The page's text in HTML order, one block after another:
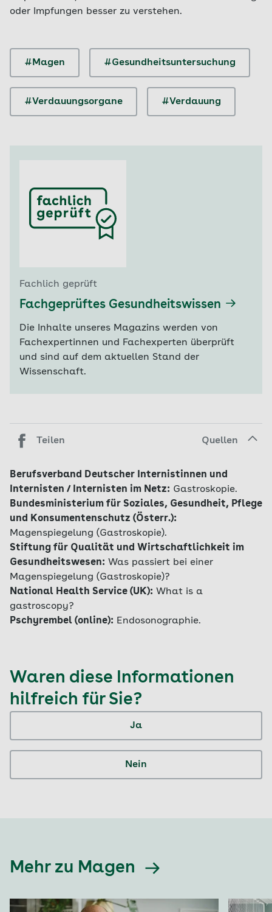
oder Impfungen besser zu verstehen.
#Magen #Gesundheitsuntersuchung
#Verdauungsorgane #Verdauung
Fachlich geprüft
Fachgeprüftes Gesundheitswissen
Die Inhalte unseres Magazins werden von
Fachexpertinnen und Fachexperten überprüft
und sind auf dem aktuellen Stand der
Wissenschaft.
Teilen Quellen
Berufsverband Deutscher Internistinnen und
Internisten / Internisten im Netz: Gastroskopie.
Bundesministerium für Soziales, Gesundheit, Pflege
und Konsumentenschutz (Österr.):
Magenspiegelung (Gastroskopie).
Stiftung für Qualität und Wirtschaftlichkeit im
Gesundheitswesen: Was passiert bei einer
Magenspiegelung (Gastroskopie)?
National Health Service (UK): What is a
gastroscopy?
Pschyrembel (online): Endosonographie.
Waren diese Informationen
hilfreich für Sie?
Ja
Nein
Mehr zu Magen